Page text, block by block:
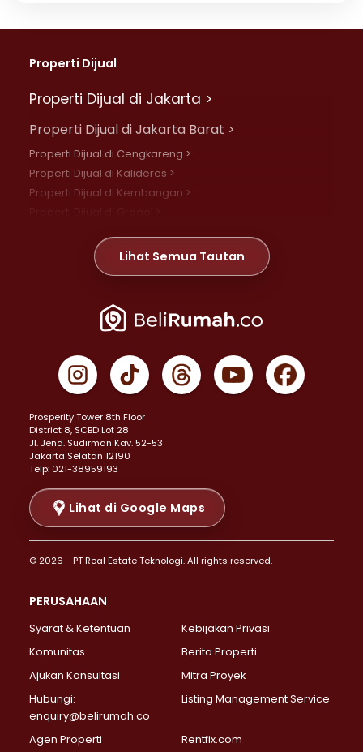
Properti Dijual
Properti Dijual di Jakarta >
Properti Dijual di Jakarta Barat >
Properti Dijual di Cengkareng >
Properti Dijual di Kalideres >
Properti Dijual di Kembangan >
Properti Dijual di Meruya >
Properti Dijual di Jelambar >
Properti Dijual di Jakarta Pusat >
Properti Dijual di Gambir >
Properti Dijual di Johar Baru >
Properti Dijual di Menteng >
Properti Dijual di Senen >
Properti Dijual di Tanah Abang >
Properti Dijual di Cikini >
Properti Dijual di Kramat >
Properti Dijual di Pasar Baru >
Properti Dijual di Bendungan Hilir >
Properti Dijual di Jakarta Selatan >
Properti Dijual di Lebak Bulus >
Properti Dijual di Gandaria Selatan >
Properti Dijual di Pondok Labu >
Properti Dijual di Lenteng Agung >
Properti Dijual di Senayan >
Properti Dijual di Pondok Pinang >
Lihat Semua Tautan
Prosperity Tower 8th Floor
District 8, SCBD Lot 28
JI. Jend. Sudirman Kav. 52-53
Jakarta Selatan 12190
Telp: 021-38959193
Lihat di Google Maps
© 2026 - PT Real Estate Teknologi. All rights reserved.
PERUSAHAAN
Syarat & Ketentuan
Kebijakan Privasi
Komunitas
Berita Properti
Ajukan Konsultasi
Mitra Proyek
Hubungi:
enquiry@belirumah.co
Listing Management Service
Agen Properti Rentfix.com